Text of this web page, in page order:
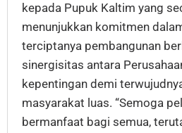
kepada Pupuk Kaltim yang
menunjukkan komitmen
terciptanya pembangunan
sinergisitas antara
kepentingan demi
masyarakat luas. “Semoga
bermanfaat bagi semua,